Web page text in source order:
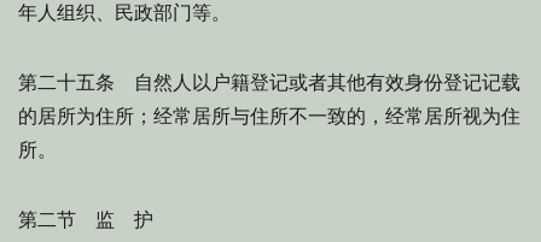
年人组织、民政部门等。
第二十五条 自然人以户籍登记或者其他有效身份登记记载
的居所为住所；经常居所与住所不一致的，经常居所视为住
所。
第二节 监 护